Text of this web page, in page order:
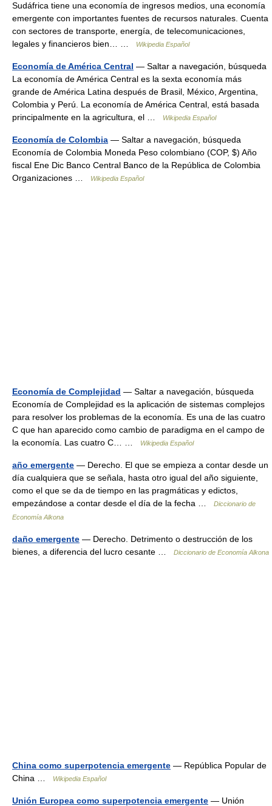
Sudáfrica tiene una economía de ingresos medios, una economía
emergente con importantes fuentes de recursos naturales. Cuenta
con sectores de transporte, energía, de telecomunicaciones,
legales y financieros bien… …
Wikipedia Español
Economía de América Central — Saltar a navegación, búsqueda
La economía de América Central es la sexta economía más
grande de América Latina después de Brasil, México, Argentina,
Colombia y Perú. La economía de América Central, está basada
principalmente en la agricultura, el …
Wikipedia Español
Economía de Colombia — Saltar a navegación, búsqueda
Economía de Colombia Moneda Peso colombiano (COP, $) Año
fiscal Ene Dic Banco Central Banco de la República de Colombia
Organizaciones …
Wikipedia Español
Economía de Complejidad — Saltar a navegación, búsqueda
Economía de Complejidad es la aplicación de sistemas complejos
para resolver los problemas de la economía. Es una de las cuatro
C que han aparecido como cambio de paradigma en el campo de
la economía. Las cuatro C… …
Wikipedia Español
año emergente — Derecho. El que se empieza a contar desde un
día cualquiera que se señala, hasta otro igual del año siguiente,
como el que se da de tiempo en las pragmáticas y edictos,
empezándose a contar desde el día de la fecha …
Diccionario de
Economía Alkona
daño emergente — Derecho. Detrimento o destrucción de los
bienes, a diferencia del lucro cesante …
Diccionario de Economía Alkona
China como superpotencia emergente — República Popular de
China …
Wikipedia Español
Unión Europea como superpotencia emergente — Unión